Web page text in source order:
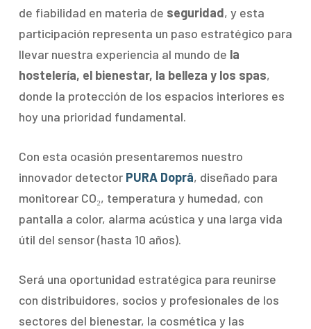
de fiabilidad en materia de seguridad, y esta
participación representa un paso estratégico para
llevar nuestra experiencia al mundo de la
hostelería, el bienestar, la belleza y los spas,
donde la protección de los espacios interiores es
hoy una prioridad fundamental.
Con esta ocasión presentaremos nuestro
innovador detector PURA Doprâ, diseñado para
monitorear CO₂, temperatura y humedad, con
pantalla a color, alarma acústica y una larga vida
útil del sensor (hasta 10 años).
Será una oportunidad estratégica para reunirse
con distribuidores, socios y profesionales de los
sectores del bienestar, la cosmética y las